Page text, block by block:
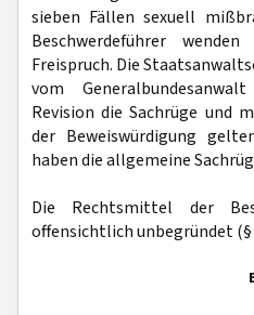
sieben Fällen sexuell
Beschwerdeführer
Freispruch. Die
vom
Revision die Sachrüge und
der Beweiswürdigung
haben die allgemeine
Die Rechtsmittel der
offensichtlich unbegründet (§